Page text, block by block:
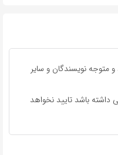
متوجه نویسندگان و سایر
داشته باشد تایید نخواهد